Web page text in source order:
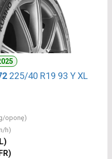
225/40 R19 93 Y XL
oponę)
h)